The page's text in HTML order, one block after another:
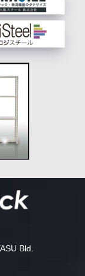
Bld.